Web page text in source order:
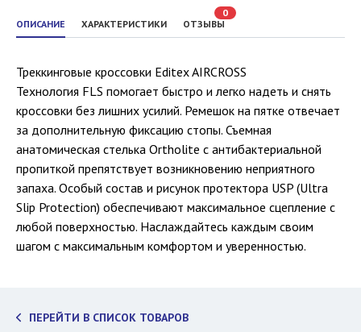
ОПИСАНИЕ ХАРАКТЕРИСТИКИ ОТЗЫВЫ
0
Треккинговые кроссовки Editex AIRCROSS
Технология FLS помогает быстро и легко надеть и снять
кроссовки без лишних усилий. Ремешок на пятке отвечает
за дополнительную фиксацию стопы. Съемная
анатомическая стелька Ortholite c антибактериальной
пропиткой препятствует возникновению неприятного
запаха. Особый состав и рисунок протектора USP (Ultra
Slip Protection) обеспечивают максимальное сцепление с
любой поверхностью. Наслаждайтесь каждым своим
шагом с максимальным комфортом и уверенностью.
ПЕРЕЙТИ В СПИСОК ТОВАРОВ